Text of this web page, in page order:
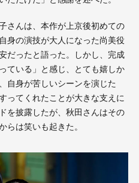
さんは、本作が上京後初めての
身の演技が大人になった尚美役
だったと語った。しかし、完成
ている」と感じ、とても嬉しか
自身が苦しいシーンを演じた
ってくれたことが大きな支えに
を披露したが、秋田さんはその
らは笑いも起きた。